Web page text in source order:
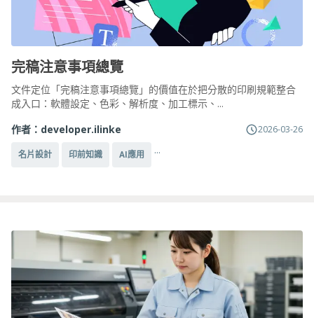
完稿注意事項總覽
文件定位「完稿注意事項總覽」的價值在於把分散的印刷規範整合
成入口：軟體設定、色彩、解析度、加工標示、...
作者： developer.ilinke 2026-03-26
名片設計 印前知識 AI應用 ...